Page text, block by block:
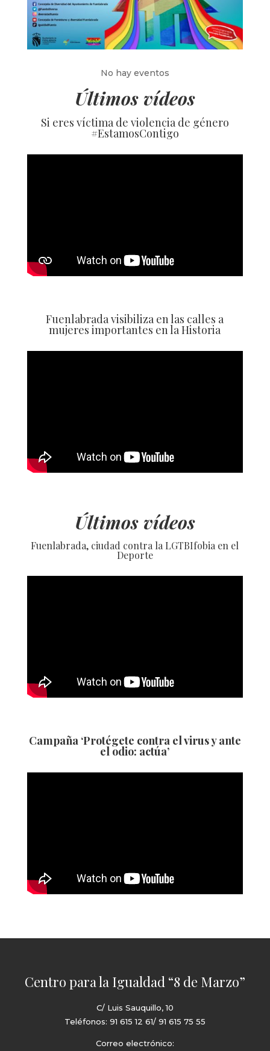
No hay eventos
Últimos vídeos
Si eres víctima de violencia de género
#EstamosContigo​
Fuenlabrada visibiliza en las calles a
mujeres importantes en la Historia
Últimos vídeos
Fuenlabrada, ciudad contra la LGTBIfobia en el
Deporte
Campaña ‘Protégete contra el virus y ante
el odio: actúa’
Centro para la Igualdad “8 de Marzo”
C/ Luis Sauquillo, 10
Teléfonos: 91 615 12 61/ 91 615 75 55
Correo electrónico: